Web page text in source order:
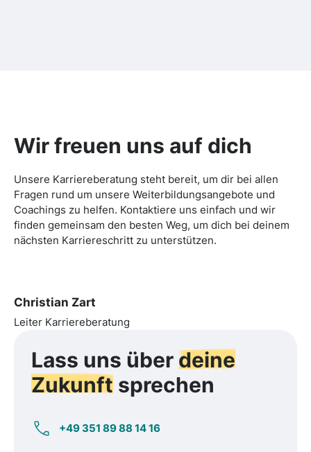
Wir freuen uns auf dich
Unsere Karriereberatung steht bereit, um dir bei allen
Fragen rund um unsere Weiterbildungsangebote und
Coachings zu helfen. Kontaktiere uns einfach und wir
finden gemeinsam den besten Weg, um dich bei deinem
nächsten Karriereschritt zu unterstützen.
Christian Zart
Leiter Karriereberatung
Lass uns überdeine
Zukunft sprechen
+49 351 89 88 14 16